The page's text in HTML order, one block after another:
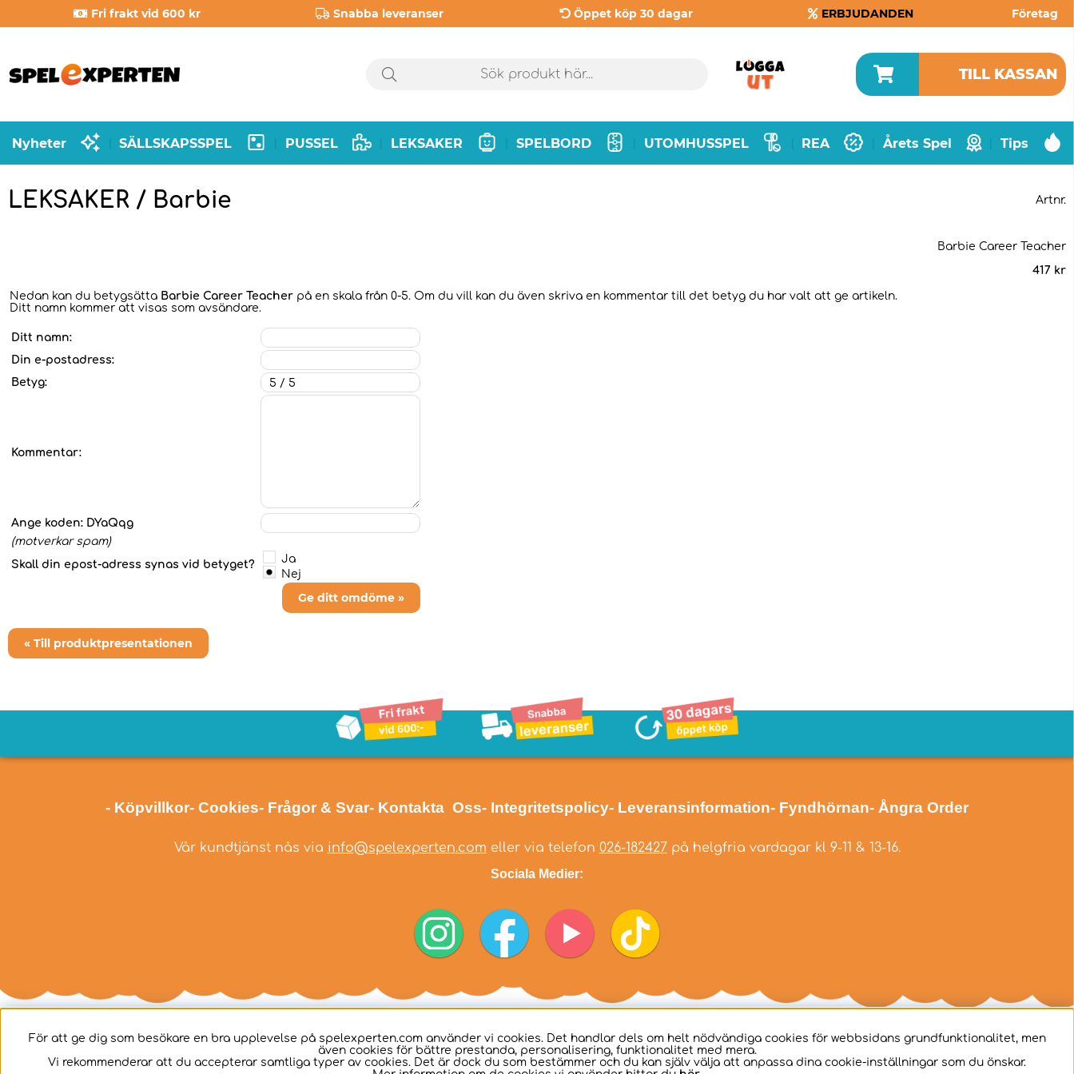
Fri frakt vid 600 kr Snabba leveranser Öppet köp 30 dagar ERBJUDANDEN Företag
TILL KASSAN
Nyheter SÄLLSKAPSSPEL PUSSEL LEKSAKER SPELBORD UTOMHUSSPEL REA Årets Spel Tips
LEKSAKER / Barbie Artnr.
Barbie Career Teacher
417 kr
Nedan kan du betygsätta Barbie Career Teacher på en skala från 0-5. Om du vill kan du även skriva en kommentar till det betyg du har valt att ge artikeln.
Ditt namn kommer att visas som avsändare.
Ditt namn:
Din e-postadress:
Betyg:
Kommentar:
Ange koden: DYaQqg
(motverkar spam)
Skall din epost-adress synas vid betyget?
Ja
Nej
Ge ditt omdöme »
« Till produktpresentationen
- Köpvillkor- Cookies- Frågor & Svar- Kontakta Oss- Integritetspolicy- Leveransinformation- Fyndhörnan- Ångra Order
Vår kundtjänst nås via info@spelexperten.com eller via telefon 026-182427på helgfria vardagar kl 9-11 & 13-16.
Sociala Medier:
För att ge dig som besökare en bra upplevelse på spelexperten.com använder vi cookies. Det handlar dels om helt nödvändiga cookies för webbsidans grundfunktionalitet, men
även cookies för bättre prestanda, personalisering, funktionalitet med mera.
Vi rekommenderar att du accepterar samtliga typer av cookies. Det är dock du som bestämmer och du kan själv välja att anpassa dina cookie-inställningar som du önskar.